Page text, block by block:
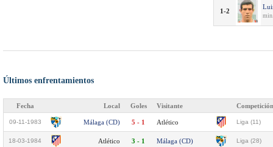
1-2
Últimos enfrentamientos
Fecha Local Goles Visitante Competición
09-11-1983 Málaga (CD) 5 - 1 Atlético Liga (11)
18-03-1984 Atlético 3 - 1 Málaga (CD) Liga (28)